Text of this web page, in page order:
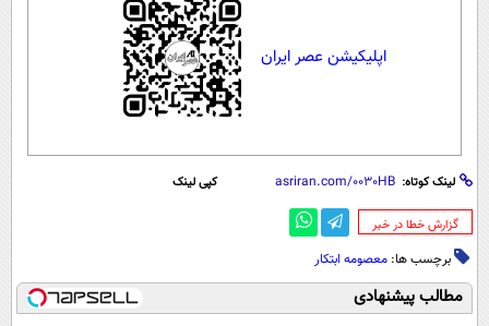
اپلیکیشن عصر ایران
لینک کوتاه: کپی لینک
‌گزارش خطا در خبر
برچسب ها: معصومه ابتکار
مطالب پیشنهادی